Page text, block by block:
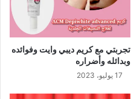
تجربتي مع كريم ديبي وايت وفوائده
وبدائله وأضراره
17 يوليو، 2023